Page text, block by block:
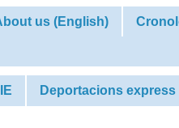
us (English)
Deportacions express